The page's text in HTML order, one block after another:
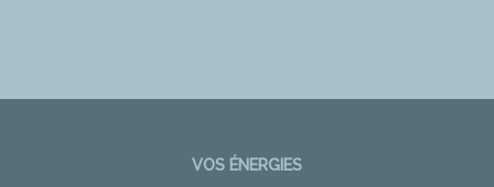
VOS ÉNERGIES